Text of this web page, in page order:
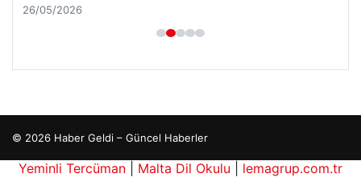
26/05/2026
© 2026 Haber Geldi – Güncel Haberler
Yeminli Tercüman Malta Dil Okulu
lemagrup.com.tr